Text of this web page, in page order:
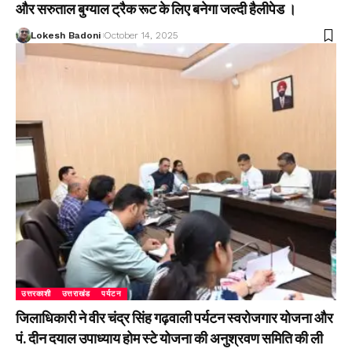
और सरुताल बुग्याल ट्रैक रूट के लिए बनेगा जल्दी हैलीपेड ।
Lokesh Badoni October 14, 2025
उत्तरकाशी उत्तराखंड पर्यटन
जिलाधिकारी ने वीर चंद्र सिंह गढ़वाली पर्यटन स्वरोजगार योजना और
पं. दीन दयाल उपाध्याय होम स्टे योजना की अनुश्रवण समिति की ली